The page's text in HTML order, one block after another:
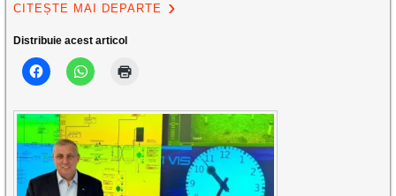
CITEȘTE MAI DEPARTE
Distribuie acest articol